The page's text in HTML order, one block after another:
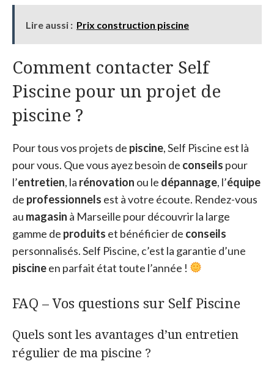
Lire aussi : Prix construction piscine
Comment contacter Self
Piscine pour un projet de
piscine ?
Pour tous vos projets de piscine, Self Piscine est là
pour vous. Que vous ayez besoin de conseils pour
l’entretien, la rénovation ou le dépannage, l’équipe
de professionnels est à votre écoute. Rendez-vous
au magasin à Marseille pour découvrir la large
gamme de produits et bénéficier de conseils
personnalisés. Self Piscine, c’est la garantie d’une
piscineen parfait état toute l’année !
FAQ – Vos questions sur Self Piscine
Quels sont les avantages d’un entretien
régulier de ma piscine ?